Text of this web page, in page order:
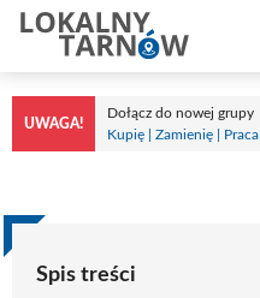
Przejdź
treści
UWAGA!
Dołącz do nowej grupy
Kupię | Zamienię | Praca
Spis treści